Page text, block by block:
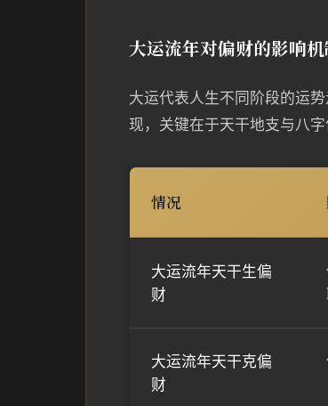
大运流年对偏财的影响
大运代表人生不同阶段的运
现，关键在于天干地支与八字
情况
大运流年天干生偏
财
大运流年天干克偏
财